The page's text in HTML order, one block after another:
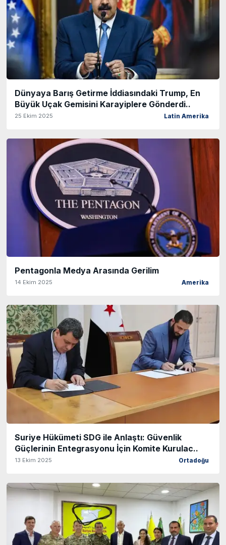
Dünyaya Barış Getirme İddiasındaki Trump, En
Büyük Uçak Gemisini Karayiplere Gönderdi..
25 Ekim 2025 Latin Amerika
Pentagonla Medya Arasında Gerilim
14 Ekim 2025 Amerika
Suriye Hükümeti SDG ile Anlaştı: Güvenlik
Güçlerinin Entegrasyonu İçin Komite Kurulac..
13 Ekim 2025 Ortadoğu